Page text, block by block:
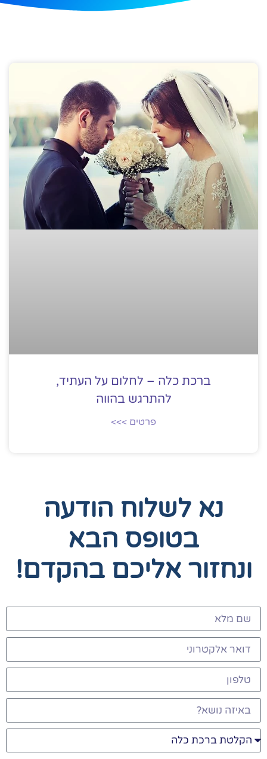
ברכת כלה – לחלום על העתיד,
להתרגש בהווה
פרטים >>>
נא לשלוח הודעה
בטופס הבא
ונחזור אליכם בהקדם!